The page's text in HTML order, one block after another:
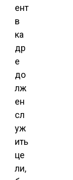
ент
в
ка
др
е
до
лж
ен
сл
уж
ить
це
ли,